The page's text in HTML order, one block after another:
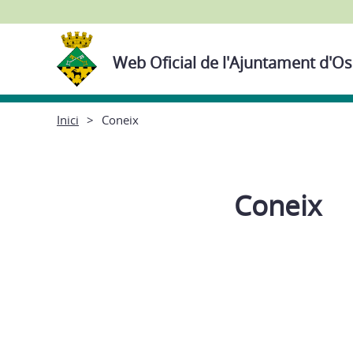
Web Oficial de l'Ajuntament
Inici Coneix
Coneix